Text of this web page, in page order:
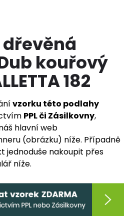
kouřový
182
vzorku této podlahy
PPL či Zásilkovny,
hlavní web
(obrázku) níže. Případně
jednoduše nakoupit přes
níže.
HLEDAT